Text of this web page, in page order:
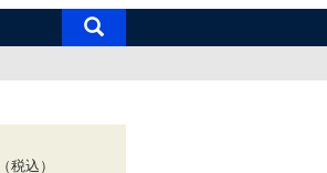
索
（税込）